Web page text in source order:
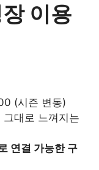
이용
(시즌 변동)
대로 느껴지는
연결 가능한 구